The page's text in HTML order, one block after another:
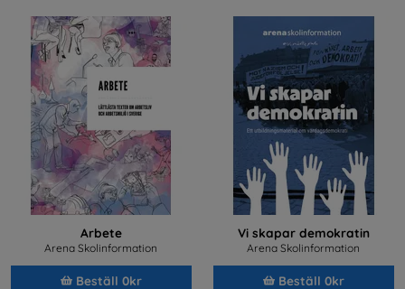
Arbete
Arena Skolinformation
Beställ 0kr
Vi skapar demokratin
Arena Skolinformation
Beställ 0kr